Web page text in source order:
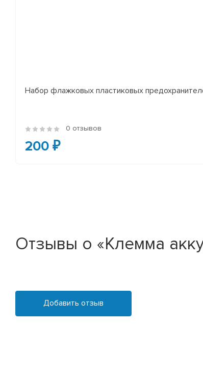
Набор флажковых пластиковых
0 отзывов
200 ₽
Отзывы о «Клемма
Добавить отзыв